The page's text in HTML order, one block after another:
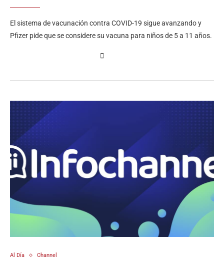
El sistema de vacunación contra COVID-19 sigue avanzando y
Pfizer pide que se considere su vacuna para niños de 5 a 11 años.
Al Día Channel